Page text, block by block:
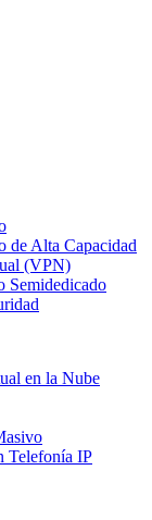
de Alta Capacidad
(VPN)
Semidedicado
en la Nube
Telefonía IP